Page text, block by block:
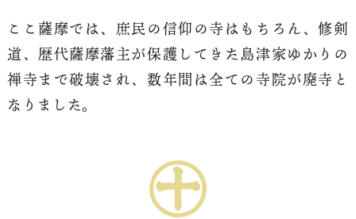
ここ薩摩では、庶民の信仰の寺はもちろん、修剣
道、歴代薩摩藩主が保護してきた島津家ゆかりの
禅寺まで破壊され、数年間は全ての寺院が廃寺と
なりました。